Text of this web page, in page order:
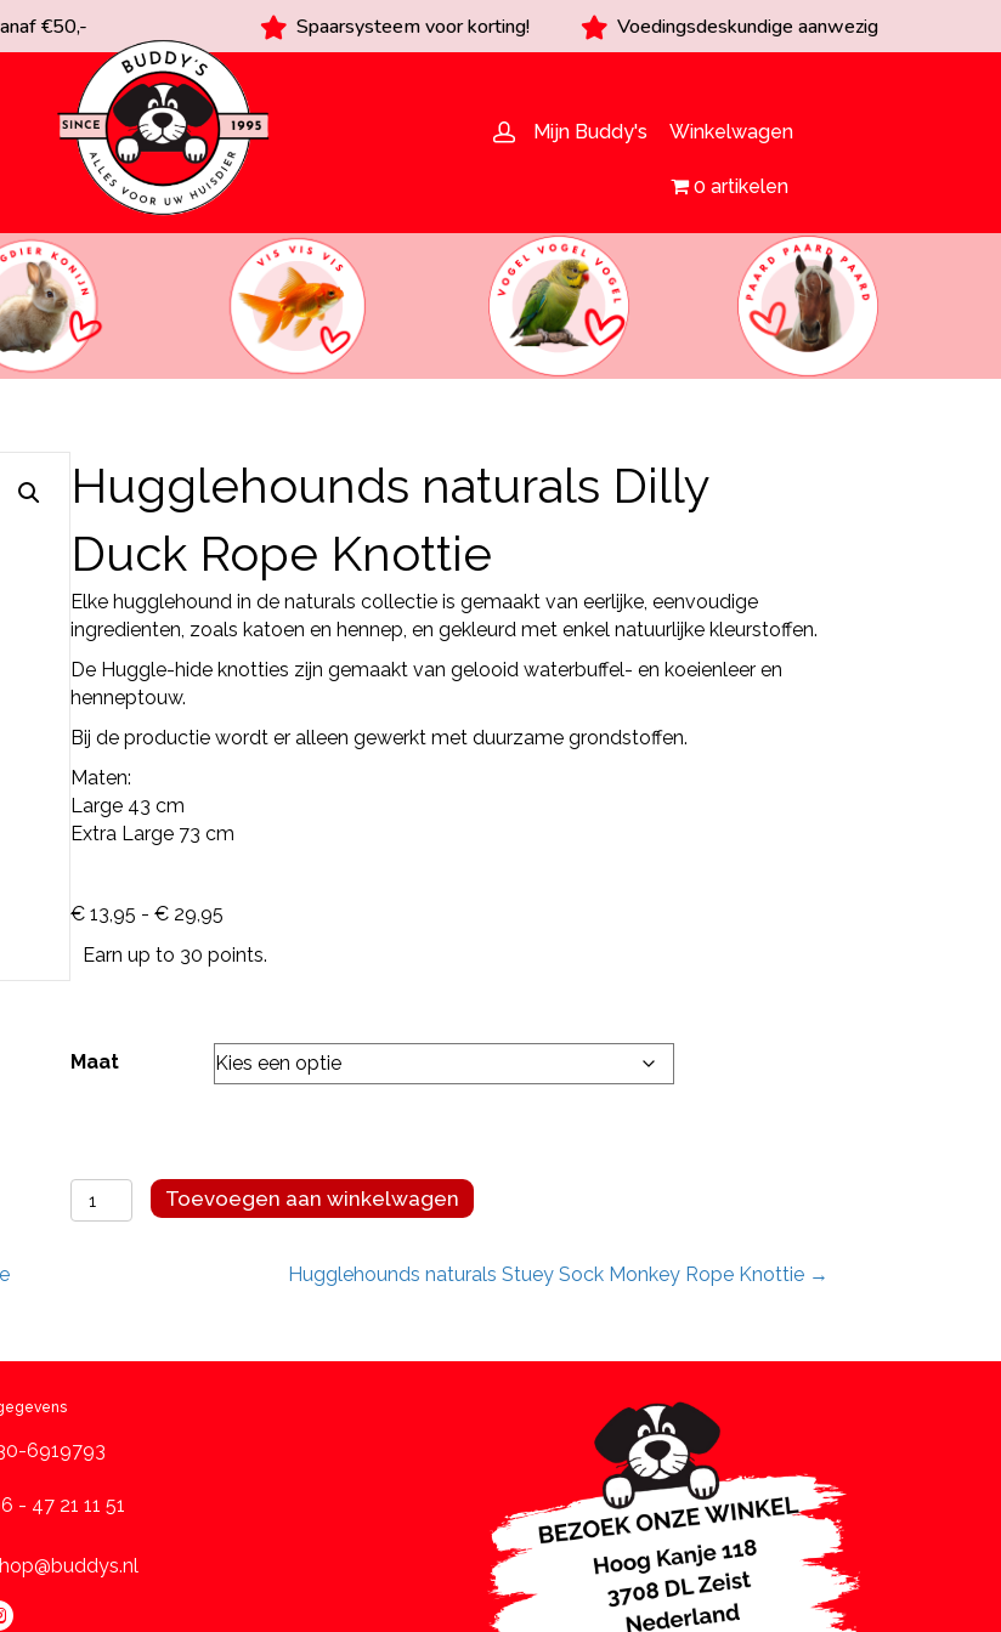
€50,- Spaarsysteem voor korting! Voedingsdeskundige aanwezig
Mijn Buddy's Winkelwagen
0 artikelen
Hugglehounds naturals Dilly
Duck Rope Knottie
Elke hugglehound in de naturals collectie is gemaakt van eerlijke, eenvoudige
ingredienten, zoals katoen en hennep, en gekleurd met enkel natuurlijke kleurstoffen.
De Huggle-hide knotties zijn gemaakt van gelooid waterbuffel- en koeienleer en
henneptouw.
Bij de productie wordt er alleen gewerkt met duurzame grondstoffen.
Maten:
Large 43 cm
Extra Large 73 cm
€13,95 - €29,95Prijsklasse:
tot
Earn up to 30 points.
Maat
Hugglehounds
naturals
aantal
Toevoegen aan winkelwagen
Hugglehounds naturals Stuey Sock Monkey Rope Knottie →
6919793
- 47 21 11 51